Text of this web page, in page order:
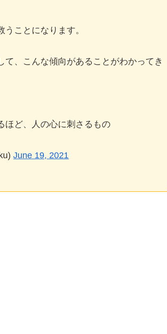
ことになります。
、こんな傾向があることがわかってき
ほど、人の心に刺さるもの
June 19, 2021